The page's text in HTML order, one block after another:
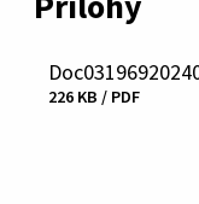
Stiahnuť
226 KB / PDF